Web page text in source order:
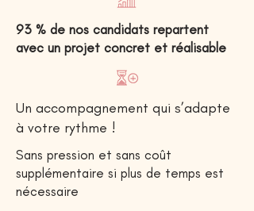
93 % de nos candidats repartent
avec un projet concret et réalisable
Un accompagnement qui s’adapte
à votre rythme !
Sans pression et sans coût
supplémentaire si plus de temps est
nécessaire